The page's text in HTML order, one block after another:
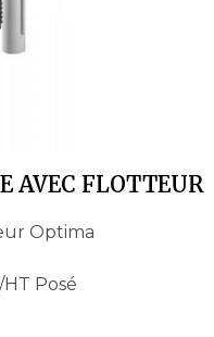
AVEC FLOTTEUR
Optima
Posé